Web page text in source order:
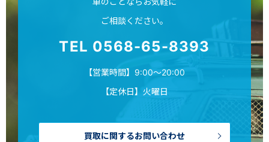
ご相談ください。
TEL 0568-65-8393
【営業時間】9:00～20:00
【定休日】火曜日
買取に関するお問い合わせ